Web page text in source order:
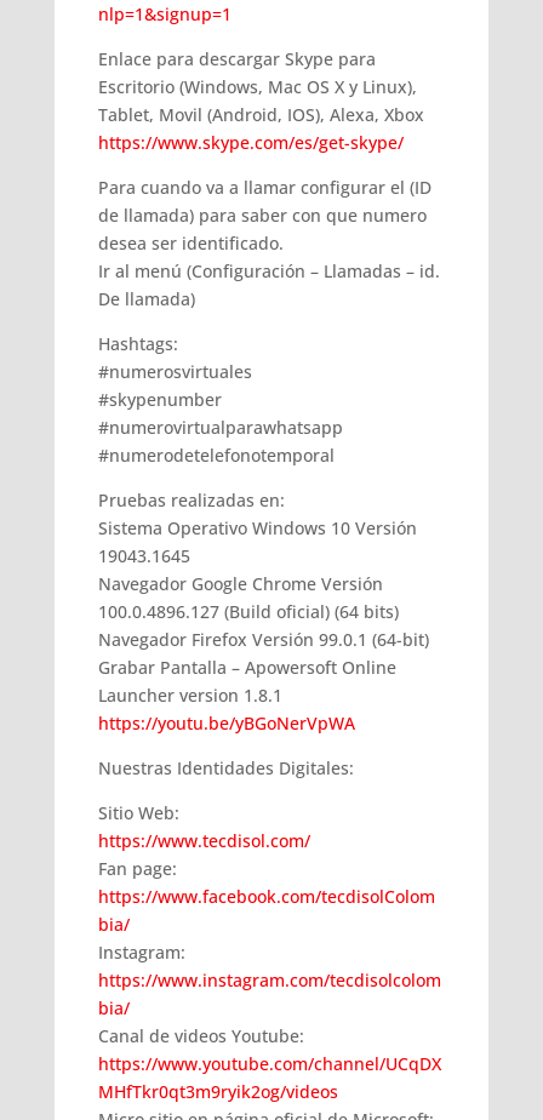
nlp=1&signup=1
Enlace para descargar Skype para
Escritorio (Windows, Mac OS X y Linux),
Tablet, Movil (Android, IOS), Alexa, Xbox
https://www.skype.com/es/get-skype/
Para cuando va a llamar configurar el (ID
de llamada) para saber con que numero
desea ser identificado.
Ir al menú (Configuración – Llamadas – id.
De llamada)
Hashtags:
#numerosvirtuales
#skypenumber
#numerovirtualparawhatsapp
#numerodetelefonotemporal
Pruebas realizadas en:
Sistema Operativo Windows 10 Versión
19043.1645
Navegador Google Chrome Versión
100.0.4896.127 (Build oficial) (64 bits)
Navegador Firefox Versión 99.0.1 (64-bit)
Grabar Pantalla – Apowersoft Online
Launcher version 1.8.1
https://youtu.be/yBGoNerVpWA
Nuestras Identidades Digitales:
Sitio Web:
https://www.tecdisol.com/
Fan page:
https://www.facebook.com/tecdisolColom
bia/
Instagram:
https://www.instagram.com/tecdisolcolom
bia/
Canal de videos Youtube:
https://www.youtube.com/channel/UCqDX
MHfTkr0qt3m9ryik2og/videos